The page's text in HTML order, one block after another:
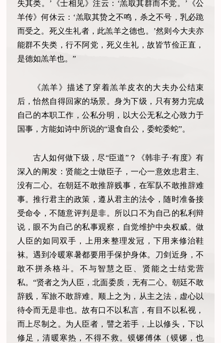
失其类。’《士相见》注云：‘羔取其群而不党。’《公
羊传》何休云：‘羔取其贽之不鸣，杀之不号，乳必跪
而受之。死义生礼者，此羔羊之德也。’然则今大夫亦
能群不失类，行不阿党，死义生礼，故皆节俭正直，
是德如羔羊也。”
《羔羊》描述了穿着羔羊皮衣的大夫办公结束
后，怡然自得回家的场景。身为下级，只有努力完成
自己的本职工作，公私分明，以大公无私之心致力于
国事，方能如诗中所说的“退食自公，委蛇委蛇”。
古人如何做下级，尽“臣道”？《韩非子·有度》有
深入的阐发：贤能之士做臣子，一心一意效忠君主、
没有二心。在朝廷不敢推辞贱事，在军队不敢推辞难
事。推行君主的政策，遵从君主的法令，随时准备接
受命令，不随意评判是非。所以口不为自己的私利辩
说，眼不为自己的私事观察，自觉维护中央权威。做
人臣的如同双手，上用来整理发冠，下用来修治鞋
袜。遇到冷暖寒暑都要用手保护身体。刀剑近身，不
敢不拼杀格斗。不与智慧之臣、贤能之士结党营
私。“贤者之为人臣，北面委质，无有二心。朝廷不敢
辞贱，军旅不敢辞难。顺上之为，从主之法，虚心以
待令而无是非也。故有口不以私言，有目不以私视，
而上尽制之。为人臣者，譬之若手，上以修头，下以
修足，清暖寒热，不得不救。镆铘傅体（镆铘，也